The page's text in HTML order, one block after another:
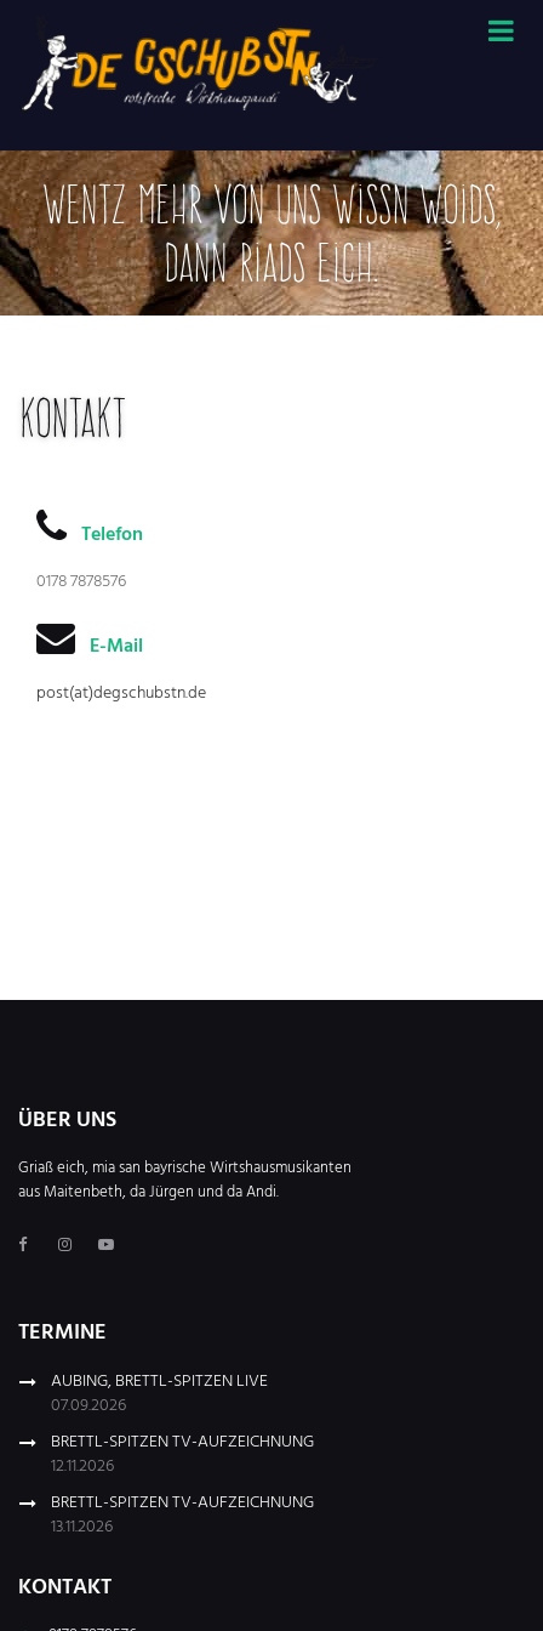
Wentz mehr von uns wissn woids,
dann riads eich.
Kontakt
Telefon
0178 7878576
E-Mail
post(at)degschubstn.de
ÜBER UNS
Griaß eich, mia san bayrische Wirtshausmusikanten
aus Maitenbeth, da Jürgen und da Andi.
TERMINE
AUBING, BRETTL-SPITZEN LIVE
07.09.2026
BRETTL-SPITZEN TV-AUFZEICHNUNG
12.11.2026
BRETTL-SPITZEN TV-AUFZEICHNUNG
13.11.2026
KONTAKT